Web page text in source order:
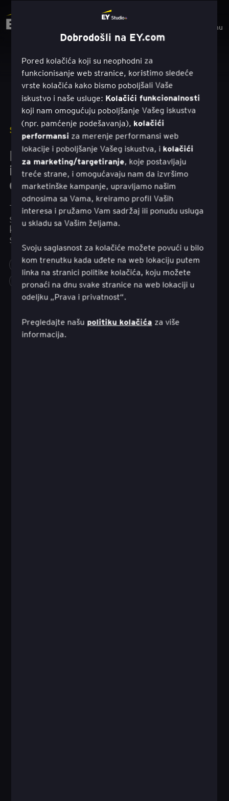
Menu
STUDIJA SLUČAJA | MICROSOFT
Kako samostalno vođeno
investiciono putovanje može
dovesti do finansijskog uspeha
Tim EY Studio + pomogao je investicionoj
savetničkoj firmi da stvori digitalnu platformu
koja pojednostavljuje putovanja kupaca za
samostalno ulaganje.
TRANSFORMATION REALIZED
FINANCE
INNOVATION
KORISNIČKO ISKUSTVO more_horiz
Dobrodošli na EY.com
Pored kolačića koji su neophodni za
funkcionisanje web stranice, koristimo sledeće
vrste kolačića kako bismo poboljšali Vaše
iskustvo i naše usluge: Kolačići funkcionalnosti
koji nam omogućuju poboljšanje Vašeg iskustva
(npr. pamćenje podešavanja), kolačići
performansi za merenje performansi web
lokacije i poboljšanje Vašeg iskustva, i kolačići
za marketing/targetiranje, koje postavljaju
treće strane, i omogućavaju nam da izvršimo
marketinške kampanje, upravljamo našim
odnosima sa Vama, kreiramo profil Vaših
interesa i pružamo Vam sadržaj ili ponudu usluga
u skladu sa Vašim željama.
Svoju saglasnost za kolačiće možete povući u bilo
kom trenutku kada uđete na web lokaciju putem
linka na stranici politike kolačića, koju možete
pronaći na dnu svake stranice na web lokaciji u
odeljku „Prava i privatnost“.
Pregledajte našu politiku kolačića za više
informacija.